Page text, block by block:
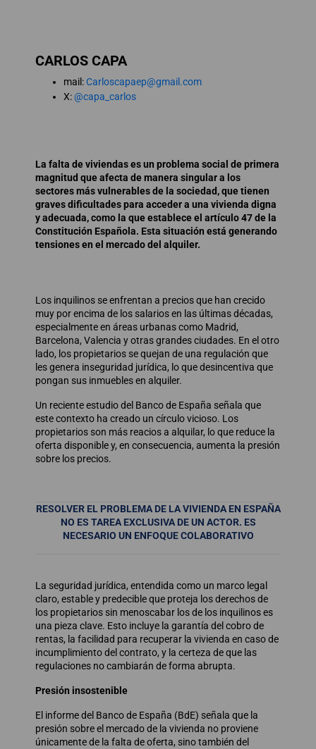
CARLOS CAPA
mail:Carloscapaep@gmail.com
X:@capa_carlos
La falta de viviendas es un problema social de primera
magnitud que afecta de manera singular a los
sectores más vulnerables de la sociedad, que tienen
graves dificultades para acceder a una vivienda digna
y adecuada, como la que establece el artículo 47 de la
Constitución Española. Esta situación está generando
tensiones en el mercado del alquiler.
Los inquilinos se enfrentan a precios que han crecido
muy por encima de los salarios en las últimas décadas,
especialmente en áreas urbanas como Madrid,
Barcelona, Valencia y otras grandes ciudades. En el otro
lado, los propietarios se quejan de una regulación que
les genera inseguridad jurídica, lo que desincentiva que
pongan sus inmuebles en alquiler.
Un reciente estudio del Banco de España señala que
este contexto ha creado un círculo vicioso. Los
propietarios son más reacios a alquilar, lo que reduce la
oferta disponible y, en consecuencia, aumenta la presión
sobre los precios.
RESOLVER EL PROBLEMA DE LA VIVIENDA EN ESPAÑA
NO ES TAREA EXCLUSIVA DE UN ACTOR. ES
NECESARIO UN ENFOQUE COLABORATIVO
La seguridad jurídica, entendida como un marco legal
claro, estable y predecible que proteja los derechos de
los propietarios sin menoscabar los de los inquilinos es
una pieza clave. Esto incluye la garantía del cobro de
rentas, la facilidad para recuperar la vivienda en caso de
incumplimiento del contrato, y la certeza de que las
regulaciones no cambiarán de forma abrupta.
Presión insostenible
El informe del Banco de España (BdE) señala que la
presión sobre el mercado de la vivienda no proviene
únicamente de la falta de oferta, sino también del